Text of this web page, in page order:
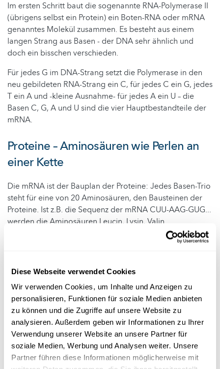
Diese Webseite verwendet Cookies
Wir verwenden Cookies, um Inhalte und Anzeigen zu
personalisieren, Funktionen für soziale Medien anbieten
zu können und die Zugriffe auf unsere Website zu
analysieren. Außerdem geben wir Informationen zu Ihrer
Verwendung unserer Website an unsere Partner für
soziale Medien, Werbung und Analysen weiter. Unsere
Partner führen diese Informationen möglicherweise mit
Im ersten Schritt baut die sogenannte RNA-Polymerase II
(übrigens selbst ein Protein) ein Boten-RNA oder mRNA
genanntes Molekül zusammen. Es besteht aus einem
langen Strang aus Basen - der DNA sehr ähnlich und
doch ein bisschen verschieden.
Für jedes G im DNA-Strang setzt die Polymerase in den
neu gebildeten RNA-Strang ein C, für jedes C ein G, jedes
T ein A und -kleine Ausnahme- für jedes A ein U – die
Basen C, G, A und U sind die vier Hauptbestandteile der
mRNA.
Proteine – Aminosäuren wie Perlen an
einer Kette
Die mRNA ist der Bauplan der Proteine: Jedes Basen-Trio
steht für eine von 20 Aminosäuren, den Bausteinen der
Proteine. Ist z.B. die Sequenz der mRNA CUU-AAG-GUG...
werden die Aminosäuren Leucin, Lysin, Valin...
verbunden. Der mal kurze mal längere Strang an
Annahme, dass jedes Gen für nur ein Protein kodiert, ist
falsch: Je nach Zelle und Entwicklungsstadium bestimmt
das gleiche Gen den Aufbau verschiedener Proteine.
Ein vielzitiertes Beispiel ist das DSCAM-Gen: Es kodiert
für insgesamt 38.000 Proteine. Wie ist das möglich, bleibt
doch die DNA immer die Gleiche?